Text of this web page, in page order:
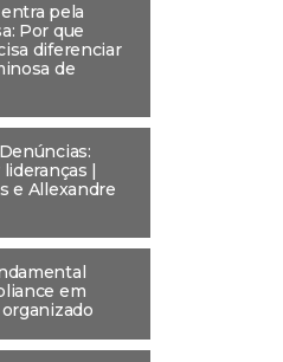
pela
Por que
diferenciar
de
|
e Allexandre
em